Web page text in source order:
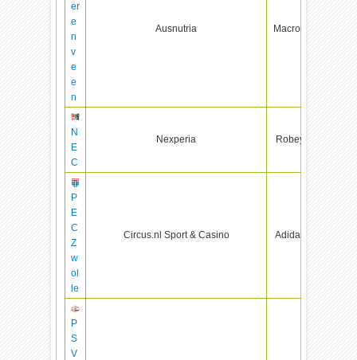
er
e
n
v
e
e
n
Ausnutria Macron
N
E
C
Nexperia Robey
P
E
C
Z
w
ol
le
Circus.nl Sport & Casino Adidas
P
S
V